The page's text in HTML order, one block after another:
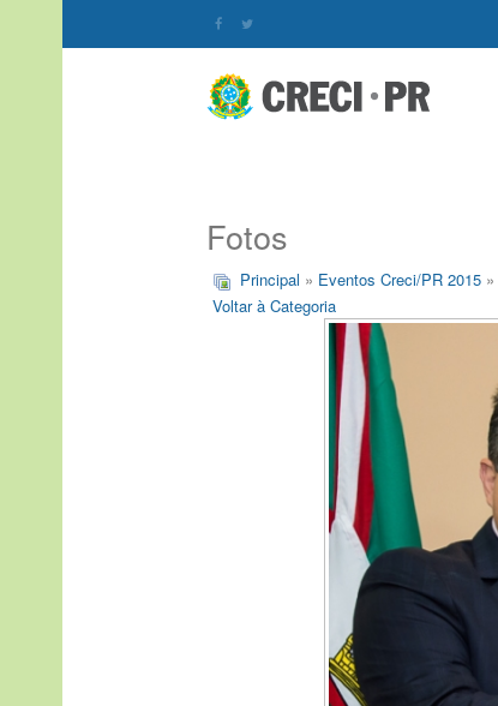
Fotos
Principal » Eventos Creci/PR 2015 »
Voltar à Categoria